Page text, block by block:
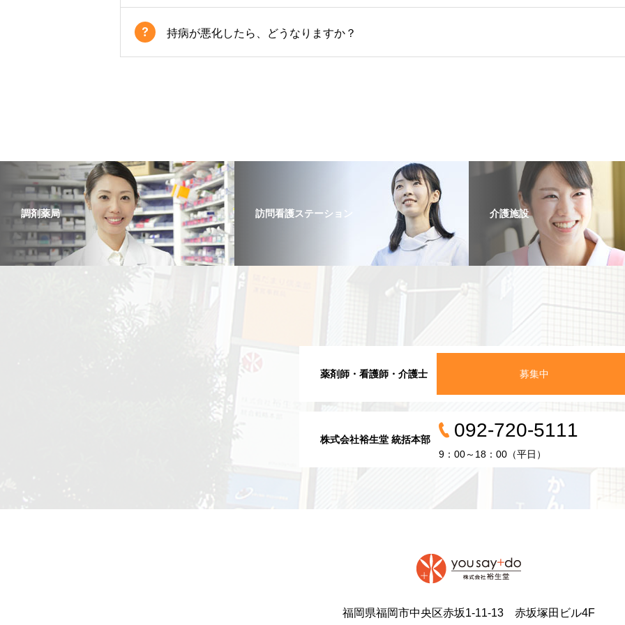
持病が悪化したら、どうなりますか？
調剤薬局 訪問看護ステーション 介護施設
薬剤師・看護師・介護士 募集中
株式会社裕生堂 統括本部 092-720-5111
9：00～18：00（平日）
福岡県福岡市中央区赤坂1-11-13 赤坂塚田ビル4F